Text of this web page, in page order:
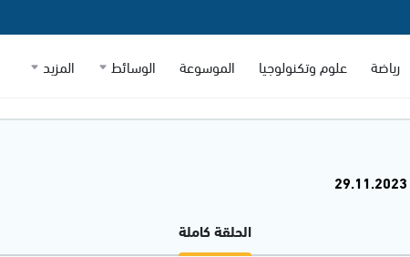
رياضة علوم وتكنولوجيا الموسوعة الوسائط المزيد
الحلقة كاملة